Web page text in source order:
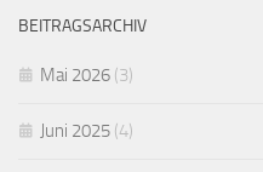
BEITRAGSARCHIV
Mai 2026 (3)
Juni 2025 (4)